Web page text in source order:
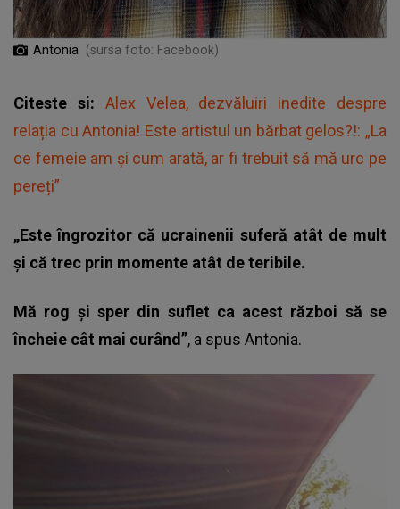
Antonia (sursa foto: Facebook)
Citeste si: Alex Velea, dezvăluiri inedite despre
relația cu Antonia! Este artistul un bărbat gelos?!: „La
ce femeie am și cum arată, ar fi trebuit să mă urc pe
pereți”
„Este îngrozitor că ucrainenii suferă atât de mult
și că trec prin momente atât de teribile.
Mă rog și sper din suflet ca acest război să se
încheie cât mai curând”, a spus Antonia.